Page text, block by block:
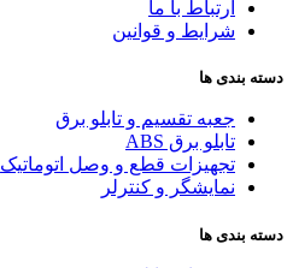
ارتباط با ما
شرایط و قوانین
دسته بندی ها
جعبه تقسیم و تابلو برق
تابلو برق ABS
تجهیزات قطع و وصل اتوماتیک
نمایشگر و کنترلر
دسته بندی ها